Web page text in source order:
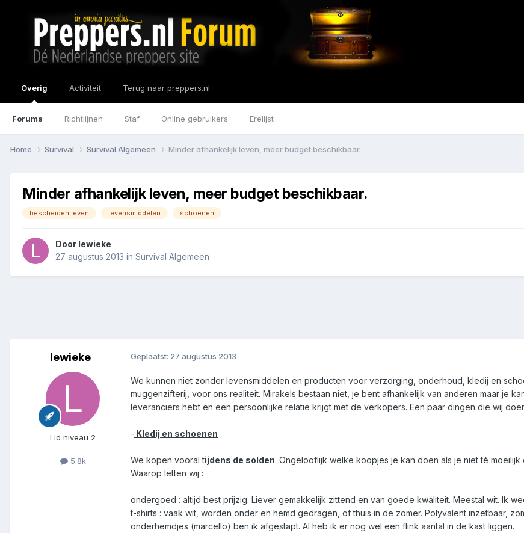
Overig
Forums Richtlijnen Staf Online gebruikers Erelijst
Activiteit Terug naar preppers.nl
Home Survival Survival Algemeen Minder afhankelijk leven, meer budget beschikbaar.
Minder afhankelijk leven, meer budget beschikbaar.
bescheiden leven levensmiddelen schoenen
Door lewieke
27 augustus 2013 in Survival Algemeen
lewieke
Lid niveau 2
5.8k
Geplaatst: 27 augustus 2013
We kunnen niet zonder levensmiddelen en producten voor verzorging, onderhoud, kledij en
muggenzifterij, voor ons realiteit. Mirakels bestaan niet, je bent afhankelijk van anderen maar je
leveranciers hebt en een persoonlijke relatie krijgt met de verkopers. Een paar dingen die wij
- Kledij en schoenen
We kopen vooral tijdens de solden. Ongelooflijk welke koopjes je kan doen als je niet té
Waarop letten wij :
ondergoed : altijd best prijzig. Liever gemakkelijk zittend en van goede kwaliteit. Meestal wit. Ik
t-shirts : vaak wit, worden onder en hemd gedragen, of thuis in de zomer. Polyvalent inzetbaar,
onderhemdjes (marcello) ben ik afgestapt. Al heb ik er nog wel een flink aantal in de kast liggen.